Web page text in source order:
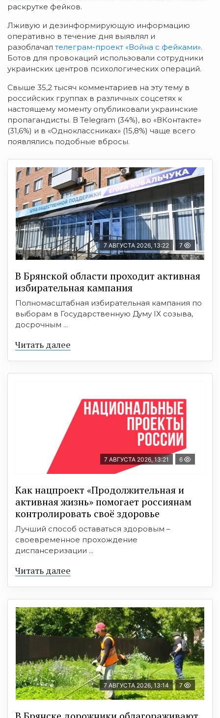
раскрутке фейков.
Лживую и дезинформирующую информацию
оперативно в течение дня выявлял и
разоблачалтелеграм-проект «Война с фейками».
Ботов для провокаций использовали сотрудники
украинских центров психологических операций.
Свыше 35,2 тысяч комментариев на эту тему в
российских группах в различных соцсетях к
настоящему моменту опубликовали украинские
пропагандисты. В Telegram (34%), во «ВКонтакте»
(31,6%) и в «Одноклассниках» (15,8%) чаще всего
появлялись подобные вбросы.
7 АВГУСТА 2026, 13:22 7
В Брянской области проходит активная
избирательная кампания
Полномасштабная избирательная кампания по
выборам в Государственную Думу IX созыва,
досрочным ...
Читать далее
7 АВГУСТА 2026, 13:21 6
Как нацпроект «Продолжительная и
активная жизнь» помогает россиянам
контролировать своё здоровье
Лучший способ оставаться здоровым –
своевременное прохождение
диспансеризации ...
Читать далее
7 АВГУСТА 2026, 13:14 7